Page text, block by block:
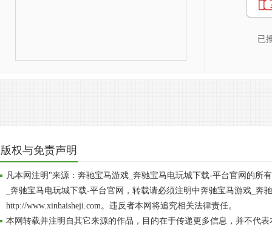
已
版权与免责声明
凡本网注明"来源：奔驰宝马游戏_奔驰宝马电玩城下载-平台官网的所
_奔驰宝马电玩城下载-平台官网，转载请必须注明中奔驰宝马游戏_奔
http://www.xinhaisheji.com。违反者本网将追究相关法律责任。
本网转载并注明自其它来源的作品，目的在于传递更多信息，并不代